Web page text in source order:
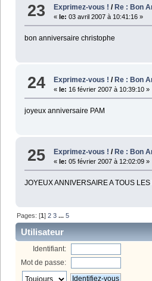
23 Exprimez-vous ! / Re : Bon
« le: 03 avril 2007 à 10:41:16 »
bon anniversaire christophe
24 Exprimez-vous ! /Re : Bon
«le: 16 février 2007 à 10:39:10 »
joyeux anniversaire PAM
25 Exprimez-vous ! / Re : Bon
«le: 05 février 2007 à 12:02:09 »
JOYEUX ANNIVERSAIRE A TOUS
Pages: [1]2 3 ...5
Utilisateur
Identifiant:
Mot de passe: